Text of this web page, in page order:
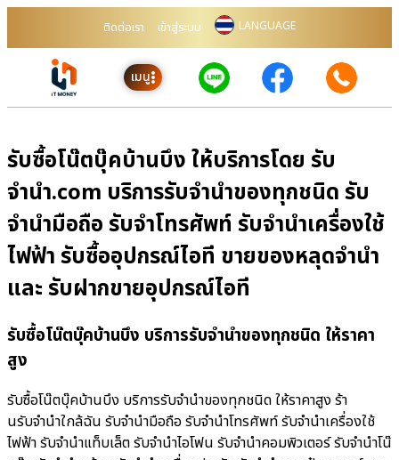
ติดต่อเรา เข้าสู่ระบบ LANGUAGE
เมนู
รับซื้อโน๊ตบุ๊คบ้านบึง ให้บริการโดย รับ
จํานํา.com บริการรับจำนำของทุกชนิด รับ
จำนำมือถือ รับจำโทรศัพท์ รับจำนำเครื่องใช้
ไฟฟ้า รับซื้ออุปกรณ์ไอที ขายของหลุดจำนำ
และ รับฝากขายอุปกรณ์ไอที
รับซื้อโน๊ตบุ๊คบ้านบึง บริการรับจำนำของทุกชนิด ให้ราคา
สูง
รับซื้อโน๊ตบุ๊คบ้านบึง บริการรับจำนำของทุกชนิด ให้ราคาสูง ร้า
นรับจํานําใกล้ฉัน รับจำนำมือถือ รับจำนำโทรศัพท์ รับจำนำเครื่องใช้
ไฟฟ้า รับจำนำแท็บเล็ต รับจำนำไอโฟน รับจำนำคอมพิวเตอร์ รับจำนำโน๊